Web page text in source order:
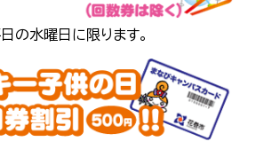
日の水曜日に限ります。